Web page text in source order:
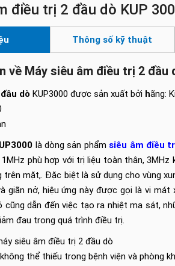
điều trị 2 đầu dò KUP
Thông số kỹ thuật
về Máy siêu âm điều trị 2 đầu
dò KUP3000 được sản xuất bởi hãng:
là dòng sản phẩmsiêu âm điều
phù hợp với trị liệu toàn thân,
trên mặt,. Đặc biệt là sử dụng cho vùng
giãn nở, hiệu ứng này được gọi là vi
cũng dẫn đến việc tạo ra nhiệt ma sát,
đau trong quá trình điều trị.
siêu âm điều trị 2 đầu dò
thể thiếu trong bệnh viện và phòng